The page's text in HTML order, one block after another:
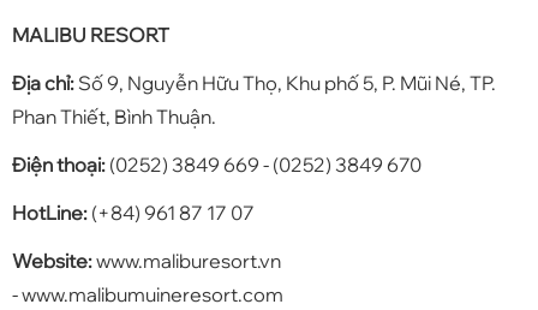
MALIBU RESORT
Địa chỉ:Số 9, Nguyễn Hữu Thọ, Khu phố 5, P. Mũi Né, TP.
Phan Thiết, Bình Thuận.
Điện thoại: (0252) 3849 669 - (0252) 3849 670
HotLine: (+84) 961 87 17 07
Website:www.maliburesort.vn
- www.malibumuineresort.com